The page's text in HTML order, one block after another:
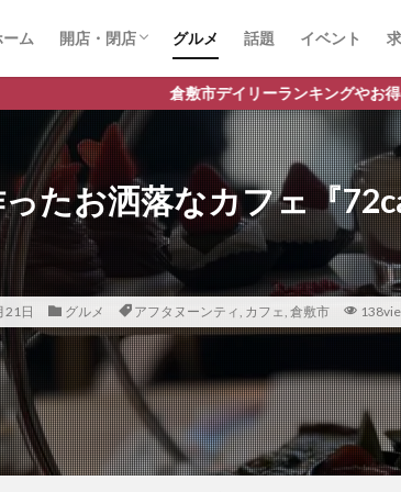
ーム 開店・閉店 グルメ 話題 イベント
倉敷市デイリーランキングやお得な店舗情報など、
たお洒落なカフェ『
21日 グルメ アフタヌーンティ, カフェ, 倉敷市